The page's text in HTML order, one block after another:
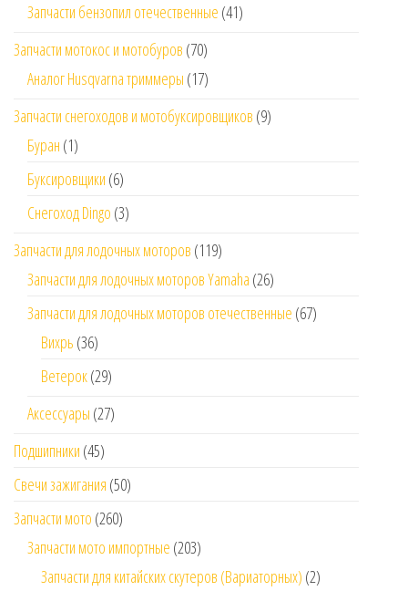
Запчасти бензопил отечественные (41)
Запчасти мотокос и мотобуров (70)
Аналог Husqvarna триммеры (17)
Запчасти снегоходов и мотобуксировщиков (9)
Буран (1)
Буксировщики (6)
Снегоход Dingo (3)
Запчасти для лодочных моторов (119)
Запчасти для лодочных моторов Yamaha (26)
Запчасти для лодочных моторов отечественные (67)
Вихрь (36)
Ветерок(29)
Аксессуары (27)
Подшипники (45)
Свечи зажигания (50)
Запчасти мото (260)
Запчасти мото импортные (203)
Запчасти для китайских скутеров (Вариаторных) (2)